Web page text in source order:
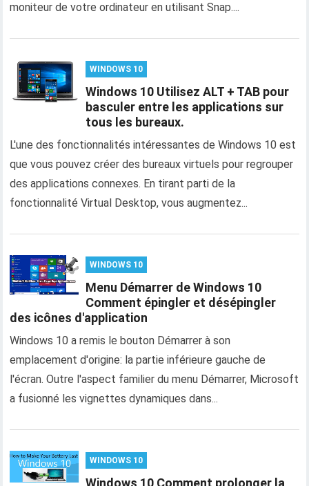
moniteur de votre ordinateur en utilisant Snap....
WINDOWS 10
Windows 10 Utilisez ALT + TAB pour
basculer entre les applications sur
tous les bureaux.
L'une des fonctionnalités intéressantes de Windows 10 est
que vous pouvez créer des bureaux virtuels pour regrouper
des applications connexes. En tirant parti de la
fonctionnalité Virtual Desktop, vous augmentez...
WINDOWS 10
Menu Démarrer de Windows 10
Comment épingler et désépingler
des icônes d'application
Windows 10 a remis le bouton Démarrer à son
emplacement d'origine: la partie inférieure gauche de
l'écran. Outre l'aspect familier du menu Démarrer, Microsoft
a fusionné les vignettes dynamiques dans...
WINDOWS 10
Windows 10 Comment prolonger la